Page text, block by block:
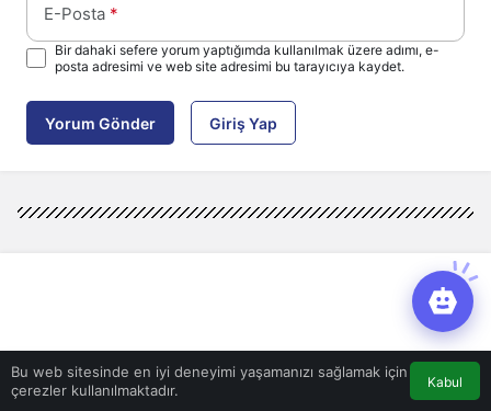
E-Posta *
Bir dahaki sefere yorum yaptığımda kullanılmak üzere adımı, e-
posta adresimi ve web site adresimi bu tarayıcıya kaydet.
Yorum Gönder Giriş Yap
Bu web sitesinde en iyi deneyimi yaşamanızı sağlamak için
çerezler kullanılmaktadır.
Kabul